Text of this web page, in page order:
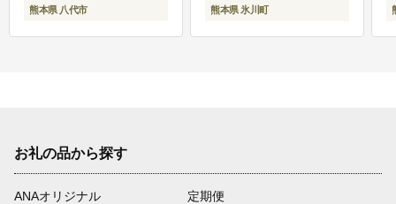
熊本県 八代市 熊本県 氷川町
お礼の品から探す
ANAオリジナル
定期便